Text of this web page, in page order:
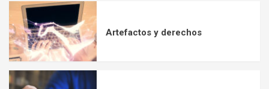
Artefactos y derechos